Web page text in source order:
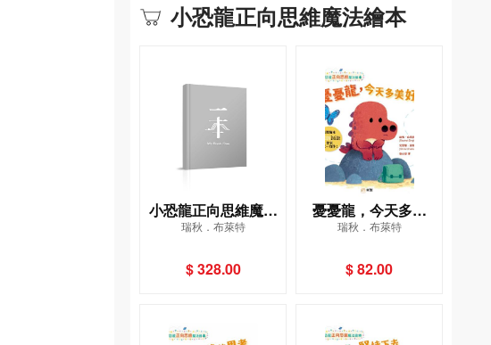
小恐龍正向思維魔法繪本
小恐龍正向思維魔法
繪本套裝(一套4冊)
瑞秋．布萊特
$ 328.00
憂憂龍，今天多美
好！[小恐龍正向思維
瑞秋．布萊特
$ 82.00